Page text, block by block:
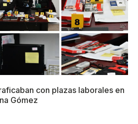
con plazas laborales en
Gómez